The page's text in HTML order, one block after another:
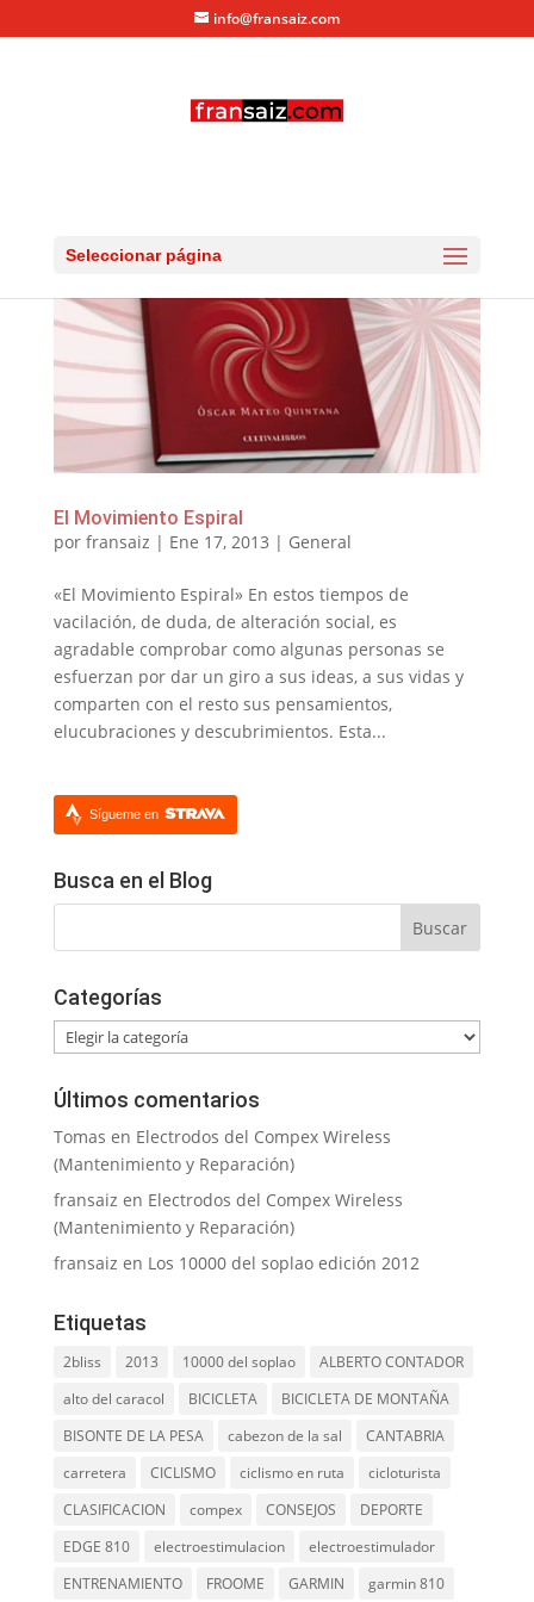
info@fransaiz.com
Seleccionar página
El Movimiento Espiral
por fransaiz | Ene 17, 2013 | General
«El Movimiento Espiral» En estos tiempos de
vacilación, de duda, de alteración social, es
agradable comprobar como algunas personas se
esfuerzan por dar un giro a sus ideas, a sus vidas y
comparten con el resto sus pensamientos,
elucubraciones y descubrimientos. Esta...
Sígueme en
Busca en el Blog
Categorías
Categorías
Últimos comentarios
Tomas en Electrodos del Compex Wireless
(Mantenimiento y Reparación)
fransaiz en Electrodos del Compex Wireless
(Mantenimiento y Reparación)
fransaiz en Los 10000 del soplao edición 2012
Etiquetas
2bliss 2013 10000 del soplao
ALBERTO CONTADOR
alto del caracol
BICICLETA
BICICLETA DE MONTAÑA
BISONTE DE LA PESA
cabezon de la sal
CANTABRIA
carretera
CICLISMO ciclismo en ruta
cicloturista
CLASIFICACION
compex CONSEJOS
DEPORTE
EDGE 810
electroestimulacion
electroestimulador
ENTRENAMIENTO
FROOME GARMIN garmin 810